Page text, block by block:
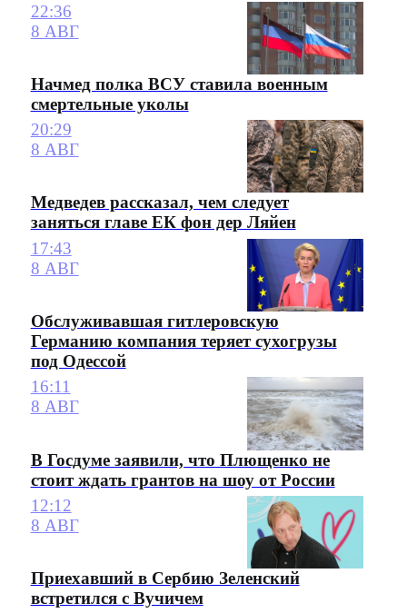
22:36
8 АВГ
Начмед полка ВСУ ставила военным
смертельные уколы
20:29
8 АВГ
Медведев рассказал, чем следует
заняться главе ЕК фон дер Ляйен
17:43
8 АВГ
Обслуживавшая гитлеровскую
Германию компания теряет сухогрузы
под Одессой
16:11
8 АВГ
В Госдуме заявили, что Плющенко не
стоит ждать грантов на шоу от России
12:12
8 АВГ
Приехавший в Сербию Зеленский
встретился с Вучичем